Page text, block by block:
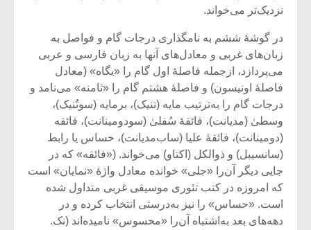
نزدیک‌تر می‌خواند.
در گوشۀ ششم به نامگذاری درجات گام و فواصل به
زبان‌های غربی و معادل‌های آنها به زبان فارسی و عربی
می‌پردازد، ازجمله فاصلۀ اول گام را «یگاه» (معادل
فاصلۀ اونیسون) و فاصلۀ هشتم گام را «ثامنه» می‌نامد و
درجات گام را به‌ترتیب مایه (تنیک)، برمایه (سوتُنیک)،
وسطیٰ (مدیانت)، فائقۀ سُفلیٰ (سودومینانت)، فائقه
(دومینانت)، فائقۀ علیا (ساب‌مدیانت)، حساس یا رابط
(سانسیبل) و ذوالکل (اکتاو) می‌خواند. («فائقه» که در
جایی دیگر آن‌را «جلی» خوانده معادل واژۀ «نمایان» است
که امروزه در کتب تئوری موسیقی غربی متداول شده
است. «حساس» را نیز به‌درستی انتخاب کرده و در
دهه‌های بعد به‌اشتباه آن‌را «محسوس» نامیده‌اند (نک.
میکلوش روژا
یادداشتی بر موسیقی
متن فیلم «متری
شیش و نیم»
اگر نمی توانی
مشهورترین باشی،
بدنام ترین باش
موسیقی